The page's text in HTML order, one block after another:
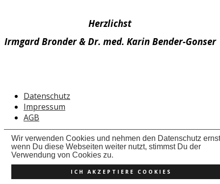
Wir verwenden Cookies und nehmen den Datenschutz
wenn Du diese Webseiten weiter nutzt, stimmst Du der
Verwendung von Cookies zu.
ICH AKZEPTIERE COOKIES
Herzlichst
Irmgard Bronder & Dr. med. Karin Bender-Gonser
Datenschutz
Impressum
AGB